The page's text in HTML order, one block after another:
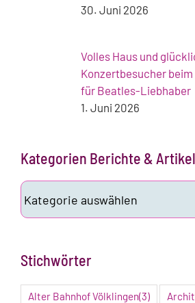
30. Juni 2026
Volles Haus und
Konzertbesucher
für Beatles-Liebhaber
1. Juni 2026
Kategorien Berichte & Artikel
Kategorien
Berichte
&
Stichwörter
Alter Bahnhof Völklingen(3)